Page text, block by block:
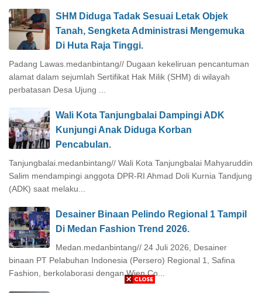
SHM Diduga Tadak Sesuai Letak Objek
Tanah, Sengketa Administrasi Mengemuka
Di Huta Raja Tinggi.
Padang Lawas.medanbintang// Dugaan kekeliruan pencantuman
alamat dalam sejumlah Sertifikat Hak Milik (SHM) di wilayah
perbatasan Desa Ujung ...
Wali Kota Tanjungbalai Dampingi ADK
Kunjungi Anak Diduga Korban
Pencabulan.
Tanjungbalai.medanbintang// Wali Kota Tanjungbalai Mahyaruddin
Salim mendampingi anggota DPR-RI Ahmad Doli Kurnia Tandjung
(ADK) saat melaku...
Desainer Binaan Pelindo Regional 1 Tampil
Di Medan Fashion Trend 2026.
Medan.medanbintang// 24 Juli 2026, Desainer
binaan PT Pelabuhan Indonesia (Persero) Regional 1, Safina
Fashion, berkolaborasi dengan Wien Co...